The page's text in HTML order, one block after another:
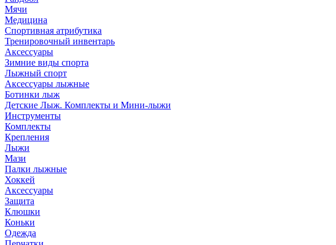
Мячи
Медицина
Спортивная атрибутика
Тренировочный инвентарь
Аксессуары
Зимние виды спорта
Лыжный спорт
Аксессуары лыжные
Ботинки лыж
Детские Лыж. Комплекты и Мини-лыжи
Инструменты
Комплекты
Крепления
Лыжи
Мази
Палки лыжные
Хоккей
Аксессуары
Защита
Клюшки
Коньки
Одежда